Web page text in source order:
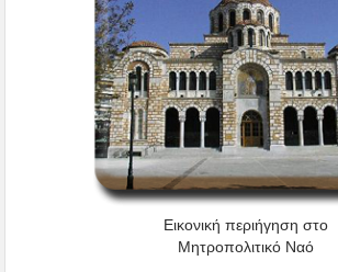
Εικονική περιήγηση στο
Μητροπολιτικό Ναό